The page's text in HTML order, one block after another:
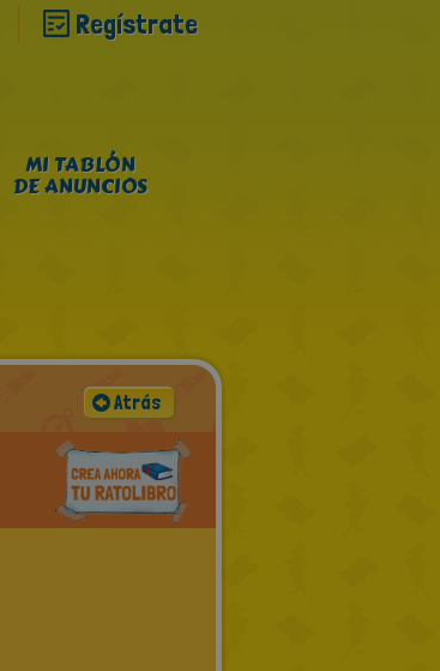
Regístrate
MI TABLÓN
DE ANUNCIOS
Atrás